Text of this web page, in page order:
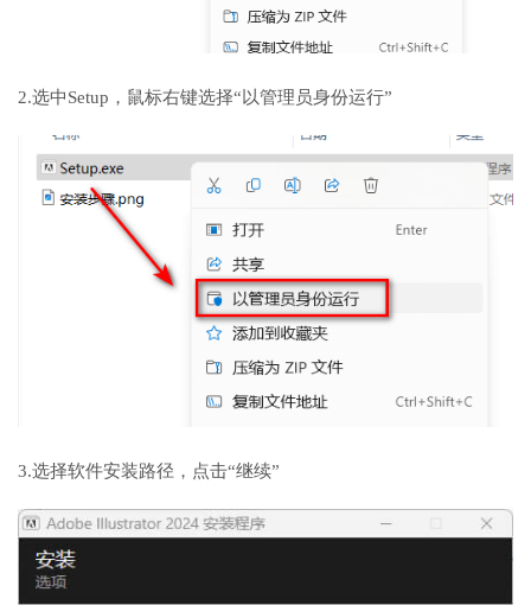
2.选中Setup，鼠标右键选择“以管理员身份运行”
3.选择软件安装路径，点击“继续”